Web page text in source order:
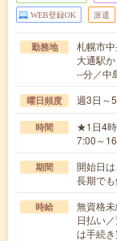
WEB登録OK 派遣
勤務地
札幌市
大通駅
--分／中
曜日頻度 週3日～
時間
★1日4時
7:00～
期間
開始日
長期でも
時給
無資格
日払い
は手続き